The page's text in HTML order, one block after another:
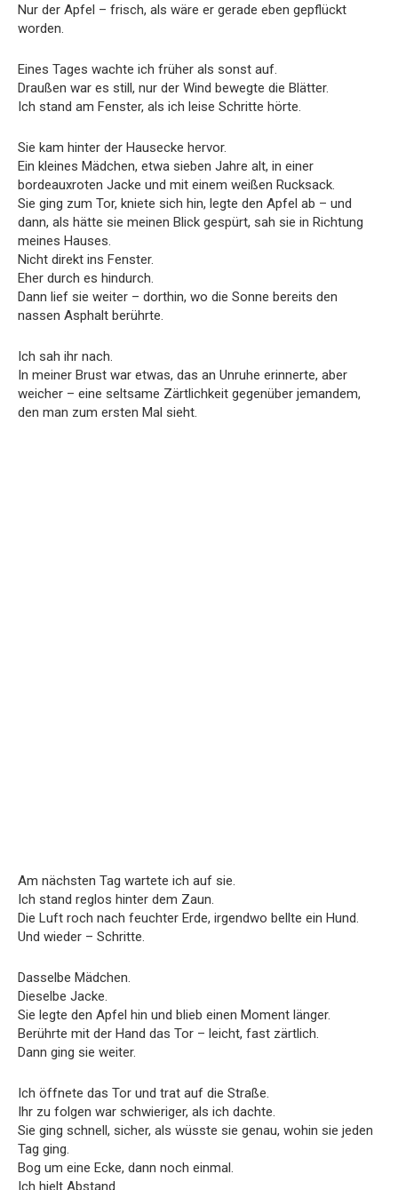
Nur der Apfel – frisch, als wäre er gerade eben gepflückt
worden.
Eines Tages wachte ich früher als sonst auf.
Draußen war es still, nur der Wind bewegte die Blätter.
Ich stand am Fenster, als ich leise Schritte hörte.
Sie kam hinter der Hausecke hervor.
Ein kleines Mädchen, etwa sieben Jahre alt, in einer
bordeauxroten Jacke und mit einem weißen Rucksack.
Sie ging zum Tor, kniete sich hin, legte den Apfel ab – und
dann, als hätte sie meinen Blick gespürt, sah sie in Richtung
meines Hauses.
Nicht direkt ins Fenster.
Eher durch es hindurch.
Dann lief sie weiter – dorthin, wo die Sonne bereits den
nassen Asphalt berührte.
Ich sah ihr nach.
In meiner Brust war etwas, das an Unruhe erinnerte, aber
weicher – eine seltsame Zärtlichkeit gegenüber jemandem,
den man zum ersten Mal sieht.
Am nächsten Tag wartete ich auf sie.
Ich stand reglos hinter dem Zaun.
Die Luft roch nach feuchter Erde, irgendwo bellte ein Hund.
Und wieder – Schritte.
Dasselbe Mädchen.
Dieselbe Jacke.
Sie legte den Apfel hin und blieb einen Moment länger.
Berührte mit der Hand das Tor – leicht, fast zärtlich.
Dann ging sie weiter.
Ich öffnete das Tor und trat auf die Straße.
Ihr zu folgen war schwieriger, als ich dachte.
Sie ging schnell, sicher, als wüsste sie genau, wohin sie jeden
Tag ging.
Bog um eine Ecke, dann noch einmal.
Ich hielt Abstand.